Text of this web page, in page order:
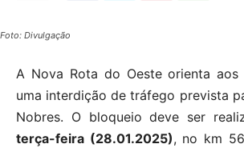
Foto: Divulgação
A Nova Rota do Oeste orienta aos
uma interdição de tráfego prevista
Nobres. O bloqueio deve ser
terça-feira (28.01.2025), no km